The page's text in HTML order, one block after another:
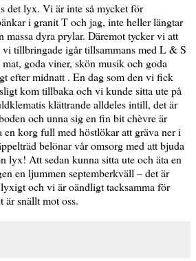
det lyx. Vi är inte så mycket för
i granit T och jag, inte heller längtar
massa dyra prylar. Däremot tycker vi att
tillbringade igår tillsammans med L & S
goda viner, skön musik och goda
efter midnatt . En dag som den vi fick
kom tillbaka och vi kunde sitta ute på
klättrande alldeles intill, det är
och unna sig en fin bit chèvre är
korg full med höstlökar att gräva ner i
belönar vår omsorg med att bjuda
lyx! Att sedan kunna sitta ute och äta en
en ljummen septemberkväll – det är
och vi är oändligt tacksamma för
snällt mot oss.